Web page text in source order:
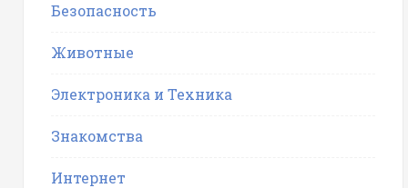
Безопасность
Животные
Электроника и Техника
Знакомства
Интернет